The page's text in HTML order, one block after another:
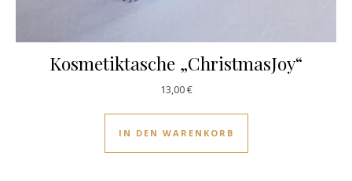
Kosmetiktasche „ChristmasJoy“
13,00€
IN DEN WARENKORB